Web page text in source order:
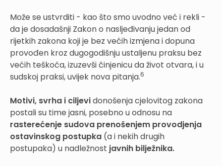
Može se ustvrditi - kao što smo uvodno već i rekli -
da je dosadašnji Zakon o nasljeđivanju jedan od
rijetkih zakona koji je bez većih izmjena i dopuna
provođen kroz dugogodišnju ustaljenu praksu bez
većih teškoća, izuzevši činjenicu da život otvara, i u
sudskoj praksi, uvijek nova pitanja.6
Motivi, svrha i ciljevidonošenja cjelovitog zakona
postali su time jasni, posebno u odnosu na
rasterećenje sudova prenošenjem provodjenja
ostavinskog postupka (a i nekih drugih
postupaka) u nadležnost javnih bilježnika.